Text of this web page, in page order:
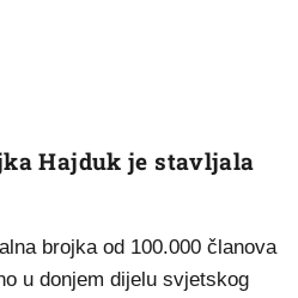
Hajduk je stavljala
brojka od 100.000 članova
u donjem dijelu svjetskog